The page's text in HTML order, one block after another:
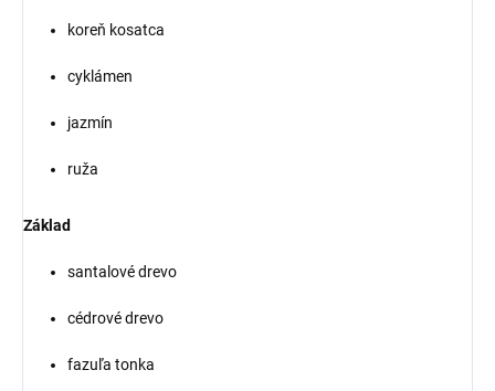
koreň kosatca
cyklámen
jazmín
ruža
Základ
santalové drevo
cédrové drevo
fazuľa tonka